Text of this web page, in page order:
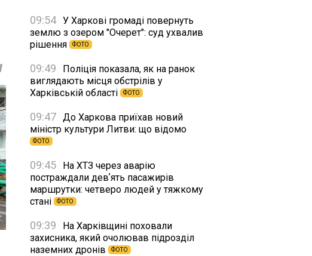
09:54 У Харкові громаді повернуть
землю з озером "Очерет": суд ухвалив
рішення
ФОТО
09:49
Поліція показала, як на ранок
виглядають місця обстрілів у
Харківській області
ФОТО
09:47 До Харкова приїхав новий
міністр культури Литви: що відомо
ФОТО
09:45
На ХТЗ через аварію
постраждали девʼять пасажирів
маршрутки: четверо людей у тяжкому
стані
ФОТО
09:39
На Харківщині поховали
захисника, який очолював підрозділ
наземних дронів
ФОТО